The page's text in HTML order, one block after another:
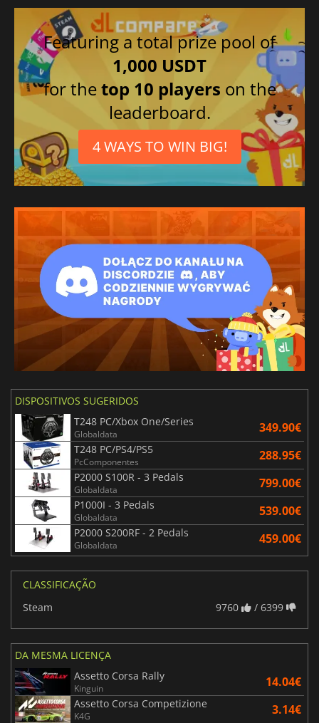
Chinês tradicional
Italiano
Featuring a total prize pool of
1,000 USDT
for thetop 10 players on the
leaderboard.
4 WAYS TO WIN BIG!
DISPOSITIVOS SUGERIDOS
T248 PC/Xbox One/Series
Globaldata 349.90€
T248 PC/PS4/PS5
PcComponentes 288.95€
P2000 S100R - 3 Pedals
Globaldata 799.00€
P1000I - 3 Pedals
Globaldata 539.00€
P2000 S200RF - 2 Pedals
Globaldata 459.00€
CLASSIFICAÇÃO
Steam
9760 / 6399
DA MESMA LICENÇA
Assetto Corsa Rally
Kinguin 14.04€
Assetto Corsa Competizione
K4G 3.14€